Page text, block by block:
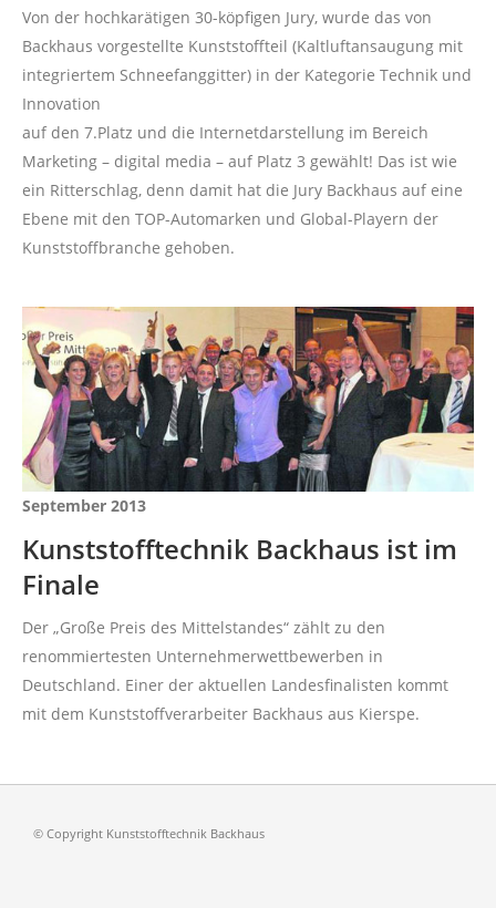
Von der hochkarätigen 30-köpfigen Jury, wurde das von
Backhaus vorgestellte Kunststoffteil (Kaltluftansaugung mit
integriertem Schneefanggitter) in der Kategorie Technik und
Innovation
auf den 7.Platz und die Internetdarstellung im Bereich
Marketing – digital media – auf Platz 3 gewählt! Das ist wie
ein Ritterschlag, denn damit hat die Jury Backhaus auf eine
Ebene mit den TOP-Automarken und Global-Playern der
Kunststoffbranche gehoben.
September 2013
Kunststofftechnik Backhaus ist im
Finale
Der „Große Preis des Mittelstandes“ zählt zu den
renommiertesten Unternehmerwettbewerben in
Deutschland. Einer der aktuellen Landesfinalisten kommt
mit dem Kunststoffverarbeiter Backhaus aus Kierspe.
© Copyright Kunststofftechnik Backhaus